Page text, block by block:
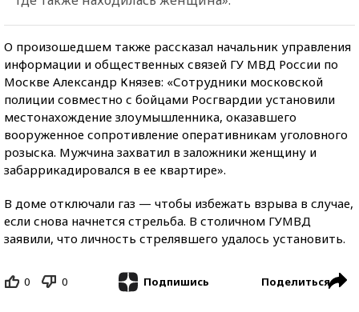
О произошедшем также рассказал начальник управления
информации и общественных связей ГУ МВД России по
Москве Александр Князев: «Сотрудники московской
полиции совместно с бойцами Росгвардии установили
местонахождение злоумышленника, оказавшего
вооруженное сопротивление оперативникам уголовного
розыска. Мужчина захватил в заложники женщину и
забаррикадировался в ее квартире».
В доме отключали газ — чтобы избежать взрыва в случае,
если снова начнется стрельба. В столичном ГУМВД
заявили, что личность стрелявшего удалось установить.
0 0 Подпишись Поделиться